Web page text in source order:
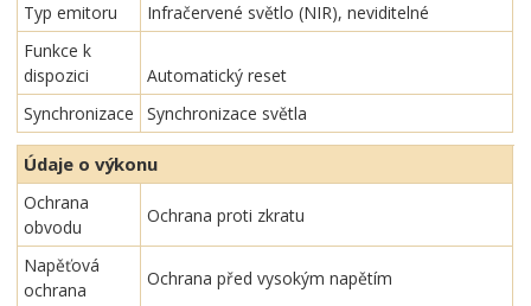
Typ emitoru
Infračervené světlo (NIR), neviditelné
Funkce k
dispozici
Automatický reset
Synchronizace
Synchronizace světla
Údaje o výkonu
Ochrana
obvodu
Ochrana proti zkratu
Napěťová
ochrana
Ochrana před vysokým napětím